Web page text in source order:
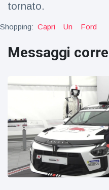
tornato.
Shopping: Capri Un Ford
Messaggi